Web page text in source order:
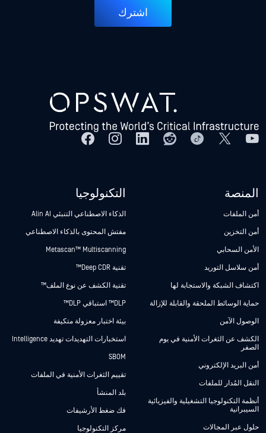
اشترك
المنصة
أمن الملفات
أمن التخزين
الأمن السحابي
أمن سلاسل التوريد
اكتشاف الشبكة والاستجابة لها
حماية الوسائط الملحقة والقابلة للإزالة
الوصول الآمن
الكشف عن الثغرات الأمنية في يوم
الصفر
أمن البريد الإلكتروني
النقل المُدار للملفات
أنظمة التكنولوجيا التشغيلية والفيزيائية
السيبرانية
حلول عبر المجالات
التكنولوجيا
الذكاء الاصطناعي التنبئي Alin AI
مفتش المحتوى بالذكاء الاصطناعي
Metascan™ Multiscanning
تقنية Deep CDR™
تقنية الكشف عن نوع الملف™
DLP™ استباقي DLP™
بيئة اختبار معزولة متكيفة
استخبارات التهديدات تهديد Intelligence
SBOM
تقييم الثغرات الأمنية في الملفات
بلد المنشأ
فك ضغط الأرشيفات
مركز التكنولوجيا